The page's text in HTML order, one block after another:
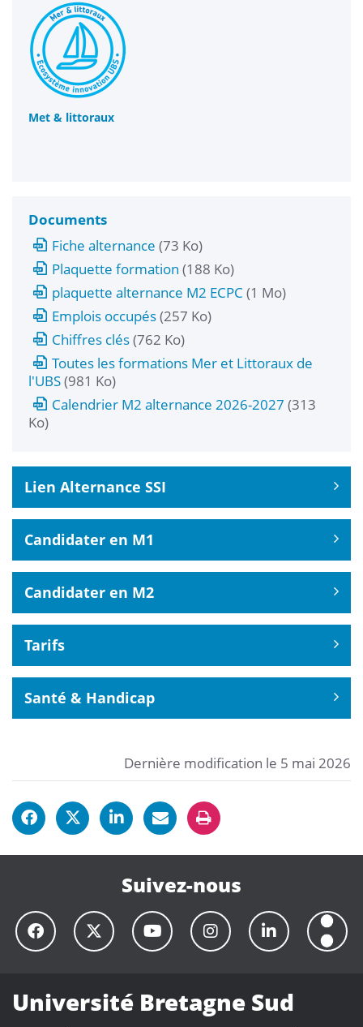
Met & littoraux
Documents
Fiche alternance (73 Ko)
Plaquette formation (188 Ko)
plaquette alternance M2 ECPC (1 Mo)
Emplois occupés(257 Ko)
Chiffres clés(762 Ko)
Toutes les formations Mer et Littoraux de
l'UBS(981 Ko)
Calendrier M2 alternance 2026-2027 (313
Ko)
Lien Alternance SSI
Candidater en M1
Candidater en M2
Tarifs
Santé & Handicap
Dernière modification le 5 mai 2026
Suivez-nous
Université Bretagne Sud